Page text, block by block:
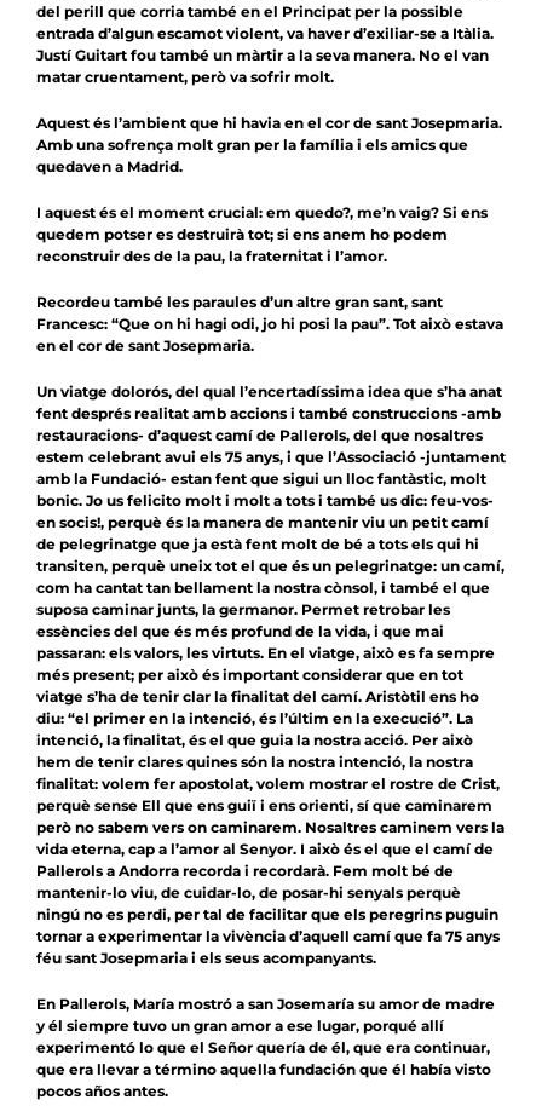
del perill que corria també en el Principat per la possible
entrada d’algun escamot violent, va haver d’exiliar-se a Itàlia.
Justí Guitart fou també un màrtir a la seva manera. No el van
matar cruentament, però va sofrir molt.
Aquest és l’ambient que hi havia en el cor de sant Josepmaria.
Amb una sofrença molt gran per la família i els amics que
quedaven a Madrid.
I aquest és el moment crucial: em quedo?, me’n vaig? Si ens
quedem potser es destruirà tot; si ens anem ho podem
reconstruir des de la pau, la fraternitat i l’amor.
Recordeu també les paraules d’un altre gran sant, sant
Francesc: “Que on hi hagi odi, jo hi posi la pau”. Tot això estava
en el cor de sant Josepmaria.
Un viatge dolorós, del qual l’encertadíssima idea que s’ha anat
fent després realitat amb accions i també construccions -amb
restauracions- d’aquest camí de Pallerols, del que nosaltres
estem celebrant avui els 75 anys, i que l’Associació -juntament
amb la Fundació- estan fent que sigui un lloc fantàstic, molt
bonic. Jo us felicito molt i molt a tots i també us dic: feu-vos-
en socis!, perquè és la manera de mantenir viu un petit camí
de pelegrinatge que ja està fent molt de bé a tots els qui hi
transiten, perquè uneix tot el que és un pelegrinatge: un camí,
com ha cantat tan bellament la nostra cònsol, i també el que
suposa caminar junts, la germanor. Permet retrobar les
essències del que és més profund de la vida, i que mai
passaran: els valors, les virtuts. En el viatge, això es fa sempre
més present; per això és important considerar que en tot
viatge s’ha de tenir clar la finalitat del camí. Aristòtil ens ho
diu: “el primer en la intenció, és l’últim en la execució”. La
intenció, la finalitat, és el que guia la nostra acció. Per això
hem de tenir clares quines són la nostra intenció, la nostra
finalitat: volem fer apostolat, volem mostrar el rostre de Crist,
perquè sense Ell que ens guiï i ens orienti, sí que caminarem
però no sabem vers on caminarem. Nosaltres caminem vers la
vida eterna, cap a l’amor al Senyor. I això és el que el camí de
Pallerols a Andorra recorda i recordarà. Fem molt bé de
mantenir-lo viu, de cuidar-lo, de posar-hi senyals perquè
ningú no es perdi, per tal de facilitar que els peregrins puguin
tornar a experimentar la vivència d’aquell camí que fa 75 anys
féu sant Josepmaria i els seus acompanyants.
En Pallerols, María mostró a san Josemaría su amor de madre
y él siempre tuvo un gran amor a ese lugar, porqué allí
experimentó lo que el Señor quería de él, que era continuar,
que era llevar a término aquella fundación que él había visto
pocos años antes.